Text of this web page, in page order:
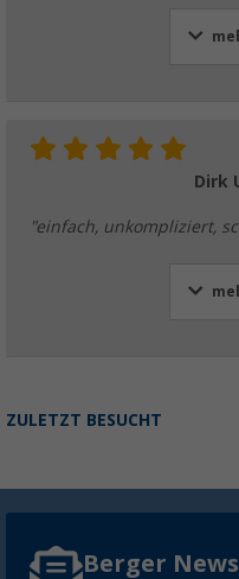
Dirk
"einfach, unkompliziert,
ZULETZT BESUCHT
Berger